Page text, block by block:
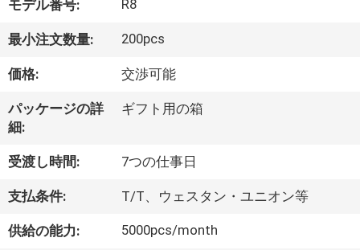
達
つ
い
て
工
場
モデル番号: R8
最小注文数量: 200pcs
価格: 交渉可能
パッケージの詳
細:
ギフト用の箱
受渡し時間: 7つの仕事日
支払条件: T/T、ウェスタン・ユニオン等
供給の能力: 5000pcs/month